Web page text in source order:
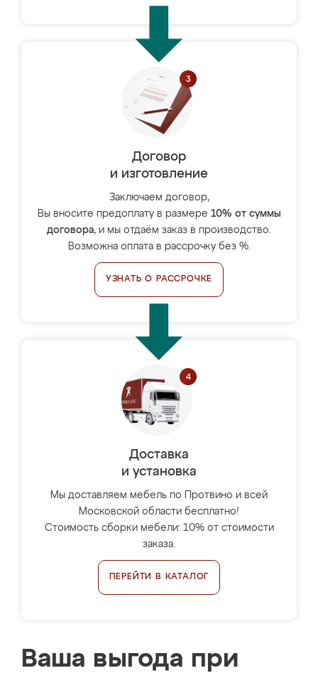
Договор
и изготовление
Заключаем договор,
Вы вносите предоплату в размере 10% от суммы
договора, и мы отдаём заказ в производство.
Возможна оплата в рассрочку без %.
УЗНАТЬ О РАССРОЧКЕ
Доставка
и установка
Мы доставляем мебель по Протвино и всей
Московской области бесплатно!
Стоимость сборки мебели: 10% от стоимости
заказа.
ПЕРЕЙТИ В КАТАЛОГ
Ваша выгода при